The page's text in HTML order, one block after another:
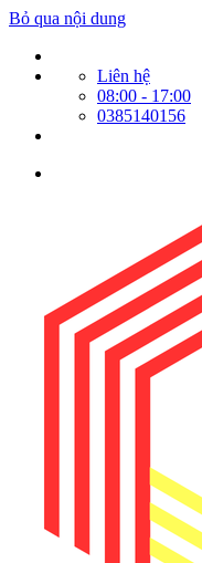
Bỏ qua nội dung
Liên hệ
08:00 - 17:00
0385140156